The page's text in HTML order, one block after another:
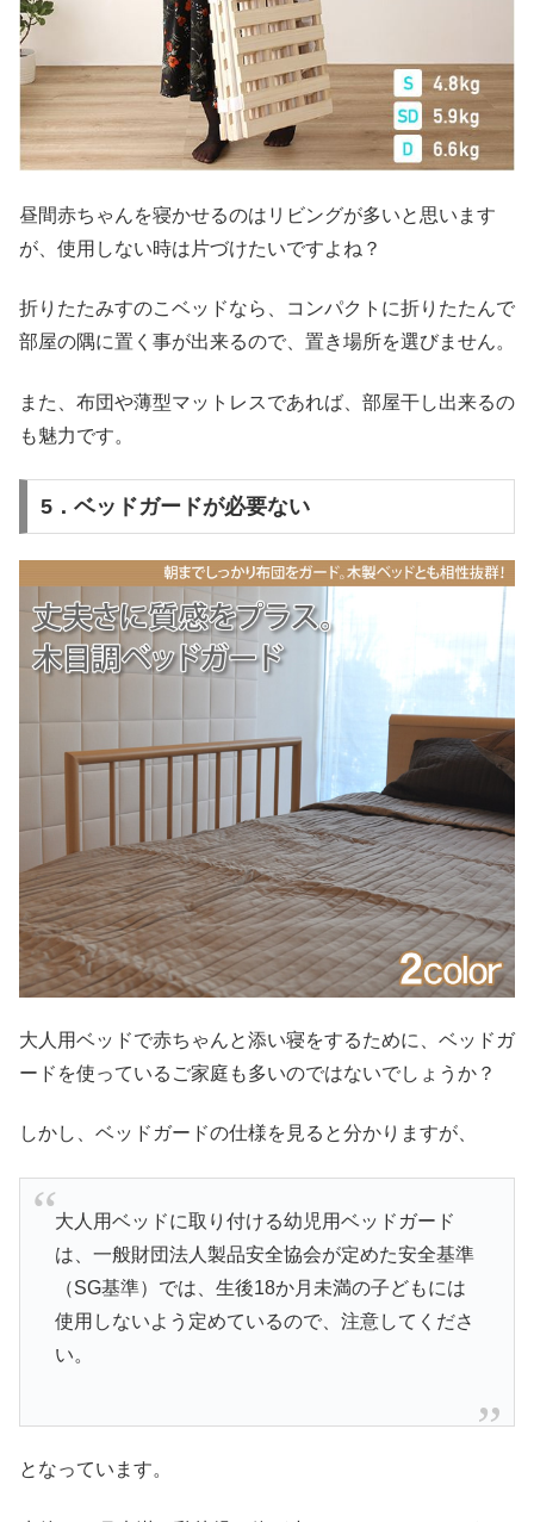
昼間赤ちゃんを寝かせるのはリビングが多いと思います
が、使用しない時は片づけたいですよね？
折りたたみすのこベッドなら、コンパクトに折りたたんで
部屋の隅に置く事が出来るので、置き場所を選びません。
また、布団や薄型マットレスであれば、部屋干し出来るの
も魅力です。
5．ベッドガードが必要ない
大人用ベッドで赤ちゃんと添い寝をするために、ベッドガ
ードを使っているご家庭も多いのではないでしょうか？
しかし、ベッドガードの仕様を見ると分かりますが、
大人用ベッドに取り付ける幼児用ベッドガード
は、一般財団法人製品安全協会が定めた安全基準
（SG基準）では、生後18か月未満の子どもには
使用しないよう定めているので、注意してくださ
い。
となっています。